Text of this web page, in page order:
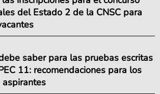
del Estado 2 de la CNSC para
saber para las pruebas escritas
11: recomendaciones para los